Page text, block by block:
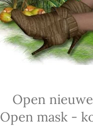
Open
Open mask -